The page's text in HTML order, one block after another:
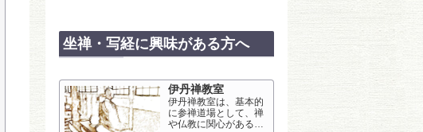
坐禅・写経に興味がある方へ
伊丹禅教室
伊丹禅教室は、基本的
に参禅道場として、禅
や仏教に関心がある方